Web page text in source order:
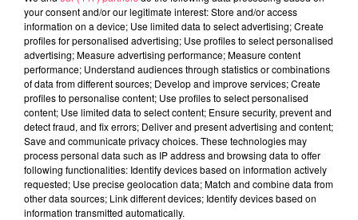
1er août 2026
PODCAST : L’HIPPODROME DE ROCHEFORT-SUR-LOIRE PRÊT À
RETROUVER SON...
your consent and/or our legitimate interest: Store and/or access
information on a device; Use limited data to select advertising; Create
profiles for personalised advertising; Use profiles to select personalised
advertising; Measure advertising performance; Measure content
performance; Understand audiences through statistics or combinations
of data from different sources; Develop and improve services; Create
profiles to personalise content; Use profiles to select personalised
content; Use limited data to select content; Ensure security, prevent and
detect fraud, and fix errors; Deliver and present advertising and content;
Save and communicate privacy choices. These technologies may
process personal data such as IP address and browsing data to offer
following functionalities: Identify devices based on information actively
requested; Use precise geolocation data; Match and combine data from
other data sources; Link different devices; Identify devices based on
information transmitted automatically.